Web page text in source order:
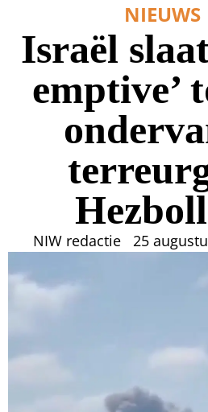
NIEUWS
Israël
emptive’
NIW redactie 25